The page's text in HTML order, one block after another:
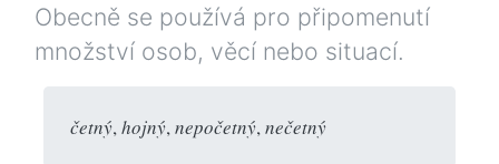
Obecně se používá pro připomenutí
množství osob, věcí nebo situací.
četný,hojný,nepočetný,nečetný